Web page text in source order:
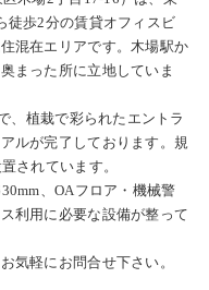
徒歩2分の賃貸オフィスビ
混在エリアです。木場駅か
まった所に立地していま
、植栽で彩られたエントラ
ルが完了しております。規
されています。
、OAフロア・機械警
利用に必要な設備が整って
気軽にお問合せ下さい。